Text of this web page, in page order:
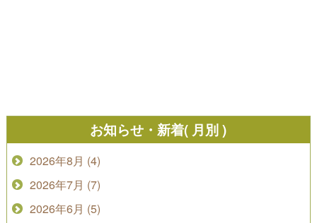
お知らせ・新着( 月別 )
2026年8月 (4)
2026年7月 (7)
2026年6月 (5)